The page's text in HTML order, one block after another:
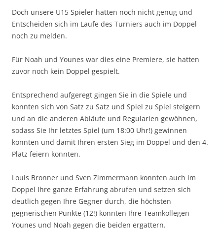
Doch unsere U15 Spieler hatten noch nicht genug und
Entscheiden sich im Laufe des Turniers auch im Doppel
noch zu melden.
Für Noah und Younes war dies eine Premiere, sie hatten
zuvor noch kein Doppel gespielt.
Entsprechend aufgeregt gingen Sie in die Spiele und
konnten sich von Satz zu Satz und Spiel zu Spiel steigern
und an die anderen Abläufe und Regularien gewöhnen,
sodass Sie Ihr letztes Spiel (um 18:00 Uhr!) gewinnen
konnten und damit Ihren ersten Sieg im Doppel und den 4.
Platz feiern konnten.
Louis Bronner und Sven Zimmermann konnten auch im
Doppel Ihre ganze Erfahrung abrufen und setzen sich
deutlich gegen Ihre Gegner durch, die höchsten
gegnerischen Punkte (12!) konnten Ihre Teamkollegen
Younes und Noah gegen die beiden ergattern.